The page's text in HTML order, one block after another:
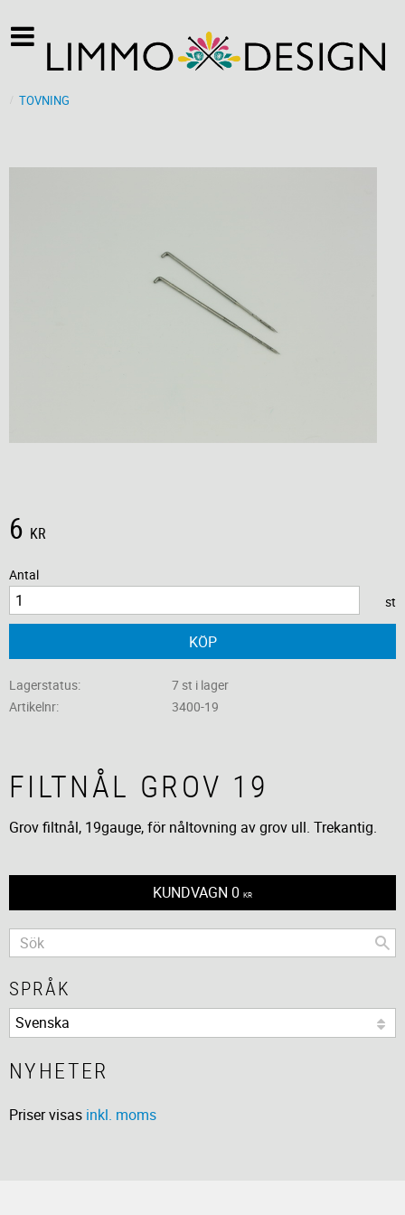
TOVNING
6 KR
Antal
st
KÖP
Lagerstatus
7 st i lager
Artikelnr
3400-19
FILTNÅL GROV 19
Grov filtnål, 19gauge, för nåltovning av grov ull. Trekantig.
KUNDVAGN 0 KR
SPRÅK
NYHETER
Priser visas inkl. moms